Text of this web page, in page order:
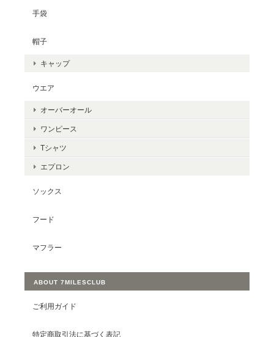
手袋
帽子
キャップ
ウエア
オーバーオール
ワンピース
Tシャツ
エプロン
ソックス
フード
マフラー
ABOUT 7MILESCLUB
ご利用ガイド
特定商取引法に基づく表記